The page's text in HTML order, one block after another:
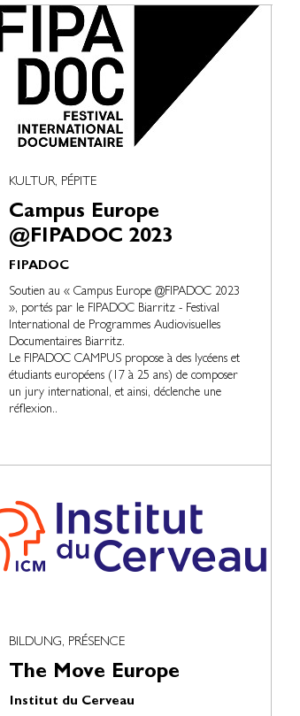
KULTUR, PÉPITE
Campus Europe
@FIPADOC 2023
FIPADOC
Soutien au « Campus Europe @FIPADOC 2023
», portés par le FIPADOC Biarritz - Festival
International de Programmes Audiovisuelles
Documentaires Biarritz.
Le FIPADOC CAMPUS propose à des lycéens et
étudiants européens (17 à 25 ans) de composer
un jury international, et ainsi, déclenche une
réflexion..
BILDUNG, PRÉSENCE
The Move Europe
Institut du Cerveau